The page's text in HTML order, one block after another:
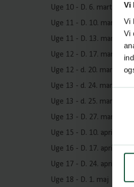
Vi
Vi
Vi
Uge 10 - D. 6. marts
Uge 11 - D. 10. marts
Uge 11 - D. 13. marts
Uge 12 - D. 17. marts
Uge 12 - d. 20. marts
Uge 13 - d. 24. marts
Uge 13 - d. 25. marts
Uge 13 - D. 27. marts
Uge 15 - D. 10. april
Uge 16 - D. 17. april
Uge 17 - D. 24. april
Uge 18 - D. 1. maj